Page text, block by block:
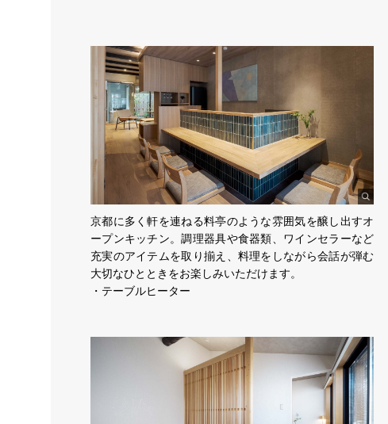
京都に多く軒を連ねる料亭のような雰囲気を醸し出すオ
ープンキッチン。調理器具や食器類、ワインセラーなど
充実のアイテムを取り揃え、料理をしながら会話が弾む
大切なひとときをお楽しみいただけます。
・テーブルヒーター